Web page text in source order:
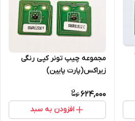
مجموعه چیپ تونر کپی رنگی
زیراکس(پارت پایین)
624,000
افزودن به سبد